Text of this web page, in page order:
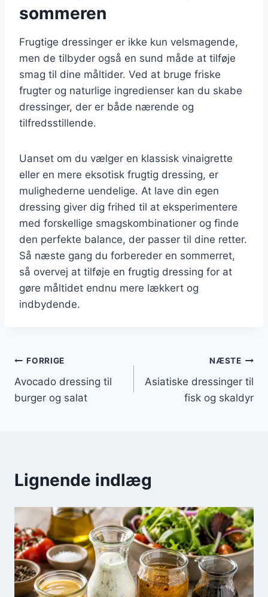
sommeren
Frugtige dressinger er ikke kun velsmagende,
men de tilbyder også en sund måde at tilføje
smag til dine måltider. Ved at bruge friske
frugter og naturlige ingredienser kan du skabe
dressinger, der er både nærende og
tilfredsstillende.
Uanset om du vælger en klassisk vinaigrette
eller en mere eksotisk frugtig dressing, er
mulighederne uendelige. At lave din egen
dressing giver dig frihed til at eksperimentere
med forskellige smagskombinationer og finde
den perfekte balance, der passer til dine retter.
Så næste gang du forbereder en sommerret,
så overvej at tilføje en frugtig dressing for at
gøre måltidet endnu mere lækkert og
indbydende.
Indlægsnavigation
FORRIGE
Avocado dressing til
burger og salat
NÆSTE
Asiatiske dressinger til
fisk og skaldyr
Lignende indlæg